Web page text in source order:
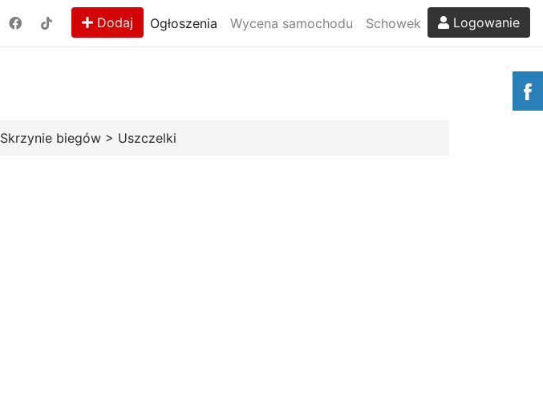
Dodaj Ogłoszenia Wycena samochodu Schowek Logowanie
Skrzynie biegów > Uszczelki